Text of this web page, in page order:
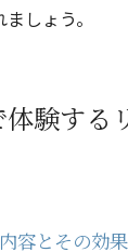
リフレッシュ
を活用した心
身の調和を図
しょう。
験する
容とその効果